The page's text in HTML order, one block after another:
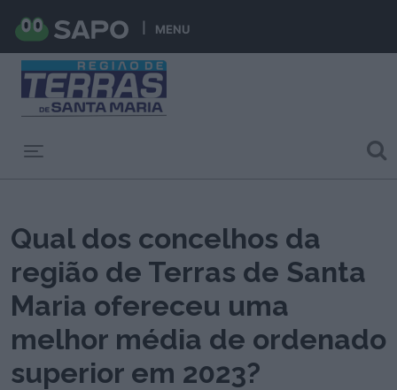
MENU
Qual dos concelhos da
região de Terras de Santa
Maria ofereceu uma
melhor média de ordenado
superior em 2023?